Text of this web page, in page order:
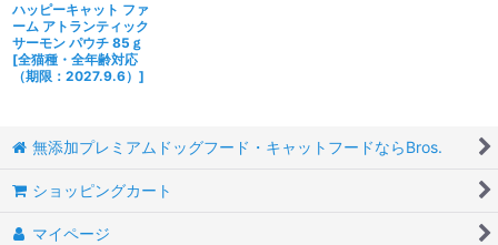
ハッピーキャット ファ
ーム アトランティック
サーモン パウチ 85ｇ
[全猫種・全年齢対応
（期限：2027.9.6） ]
無添加プレミアムドッグフード・キャットフードならBros.
ショッピングカート
マイページ